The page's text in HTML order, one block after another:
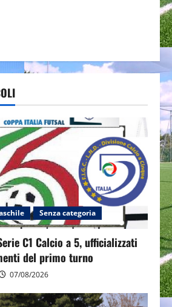
Senza categoria
C1 Calcio a 5, ufficializzati
del primo turno
07/08/2026